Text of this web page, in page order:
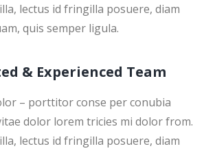
lectus id fringilla posuere, diam
quis semper ligula.
& Experienced Team
– porttitor conse per conubia
dolor lorem tricies mi dolor from.
lectus id fringilla posuere, diam